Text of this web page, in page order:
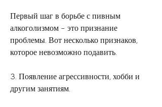
Первый шаг в борьбе с пивным
алкоголизмом – это признание
проблемы. Вот несколько признаков,
которое невозможно подавить.
3. Появление агрессивности, хобби и
другим занятиям.